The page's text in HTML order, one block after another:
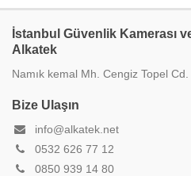
İstanbul Güvenlik Kamerası
Alkatek
Namık kemal Mh. Cengiz Topel
Bize Ulaşın
info@alkatek.net
0532 626 77 12
0850 939 14 80